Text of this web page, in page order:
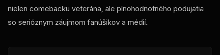
nielen comebacku veterána, ale plnohodnotného podujatia
so serióznym záujmom fanúšikov a médií.